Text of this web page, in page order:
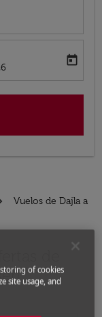
return-date-aria-label
today
Vuelos de Dajla a
storing of cookies
site usage, and